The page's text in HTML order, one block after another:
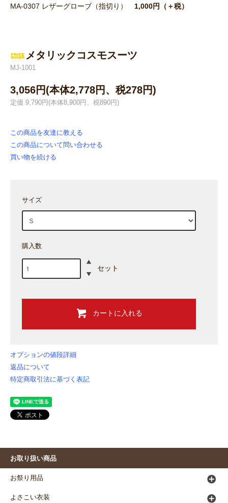
MA-0307 レザーグローブ（指切り） 1,000円（＋税）
メタリックコスモスーツ
MJ-1001
3,056円(本体2,778円、税278円)
定価 9,790円(本体8,900円、税890円)
この商品を友達に教える
この商品について問い合わせる
買い物を続ける
サイズ
購入数
セット
カートに入れる
オプションの値段詳細
返品について
特定商取引法に基づく表記
お取り扱い商品
お祭り用品
よさこい衣装